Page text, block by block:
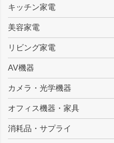
キッチン家電
美容家電
リビング家電
AV機器
カメラ・光学機器
オフィス機器・家具
消耗品・サプライ